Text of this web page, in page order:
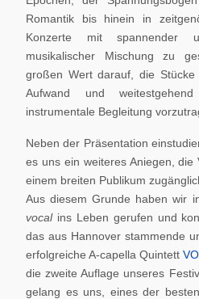
Romantik bis hinein in
Konzerte mit spannender
musikalischer Mischung zu
großen Wert darauf, die
Aufwand und
instrumentale Begleitung
Neben der Präsentation
es uns ein weiteres Aniegen, die
einem breiten Publikum
Aus diesem Grunde haben wir
vocal ins Leben gerufen und
das aus Hannover stammende
erfolgreiche A-capella Quintett
die zweite Auflage unseres
gelang es uns, eines der